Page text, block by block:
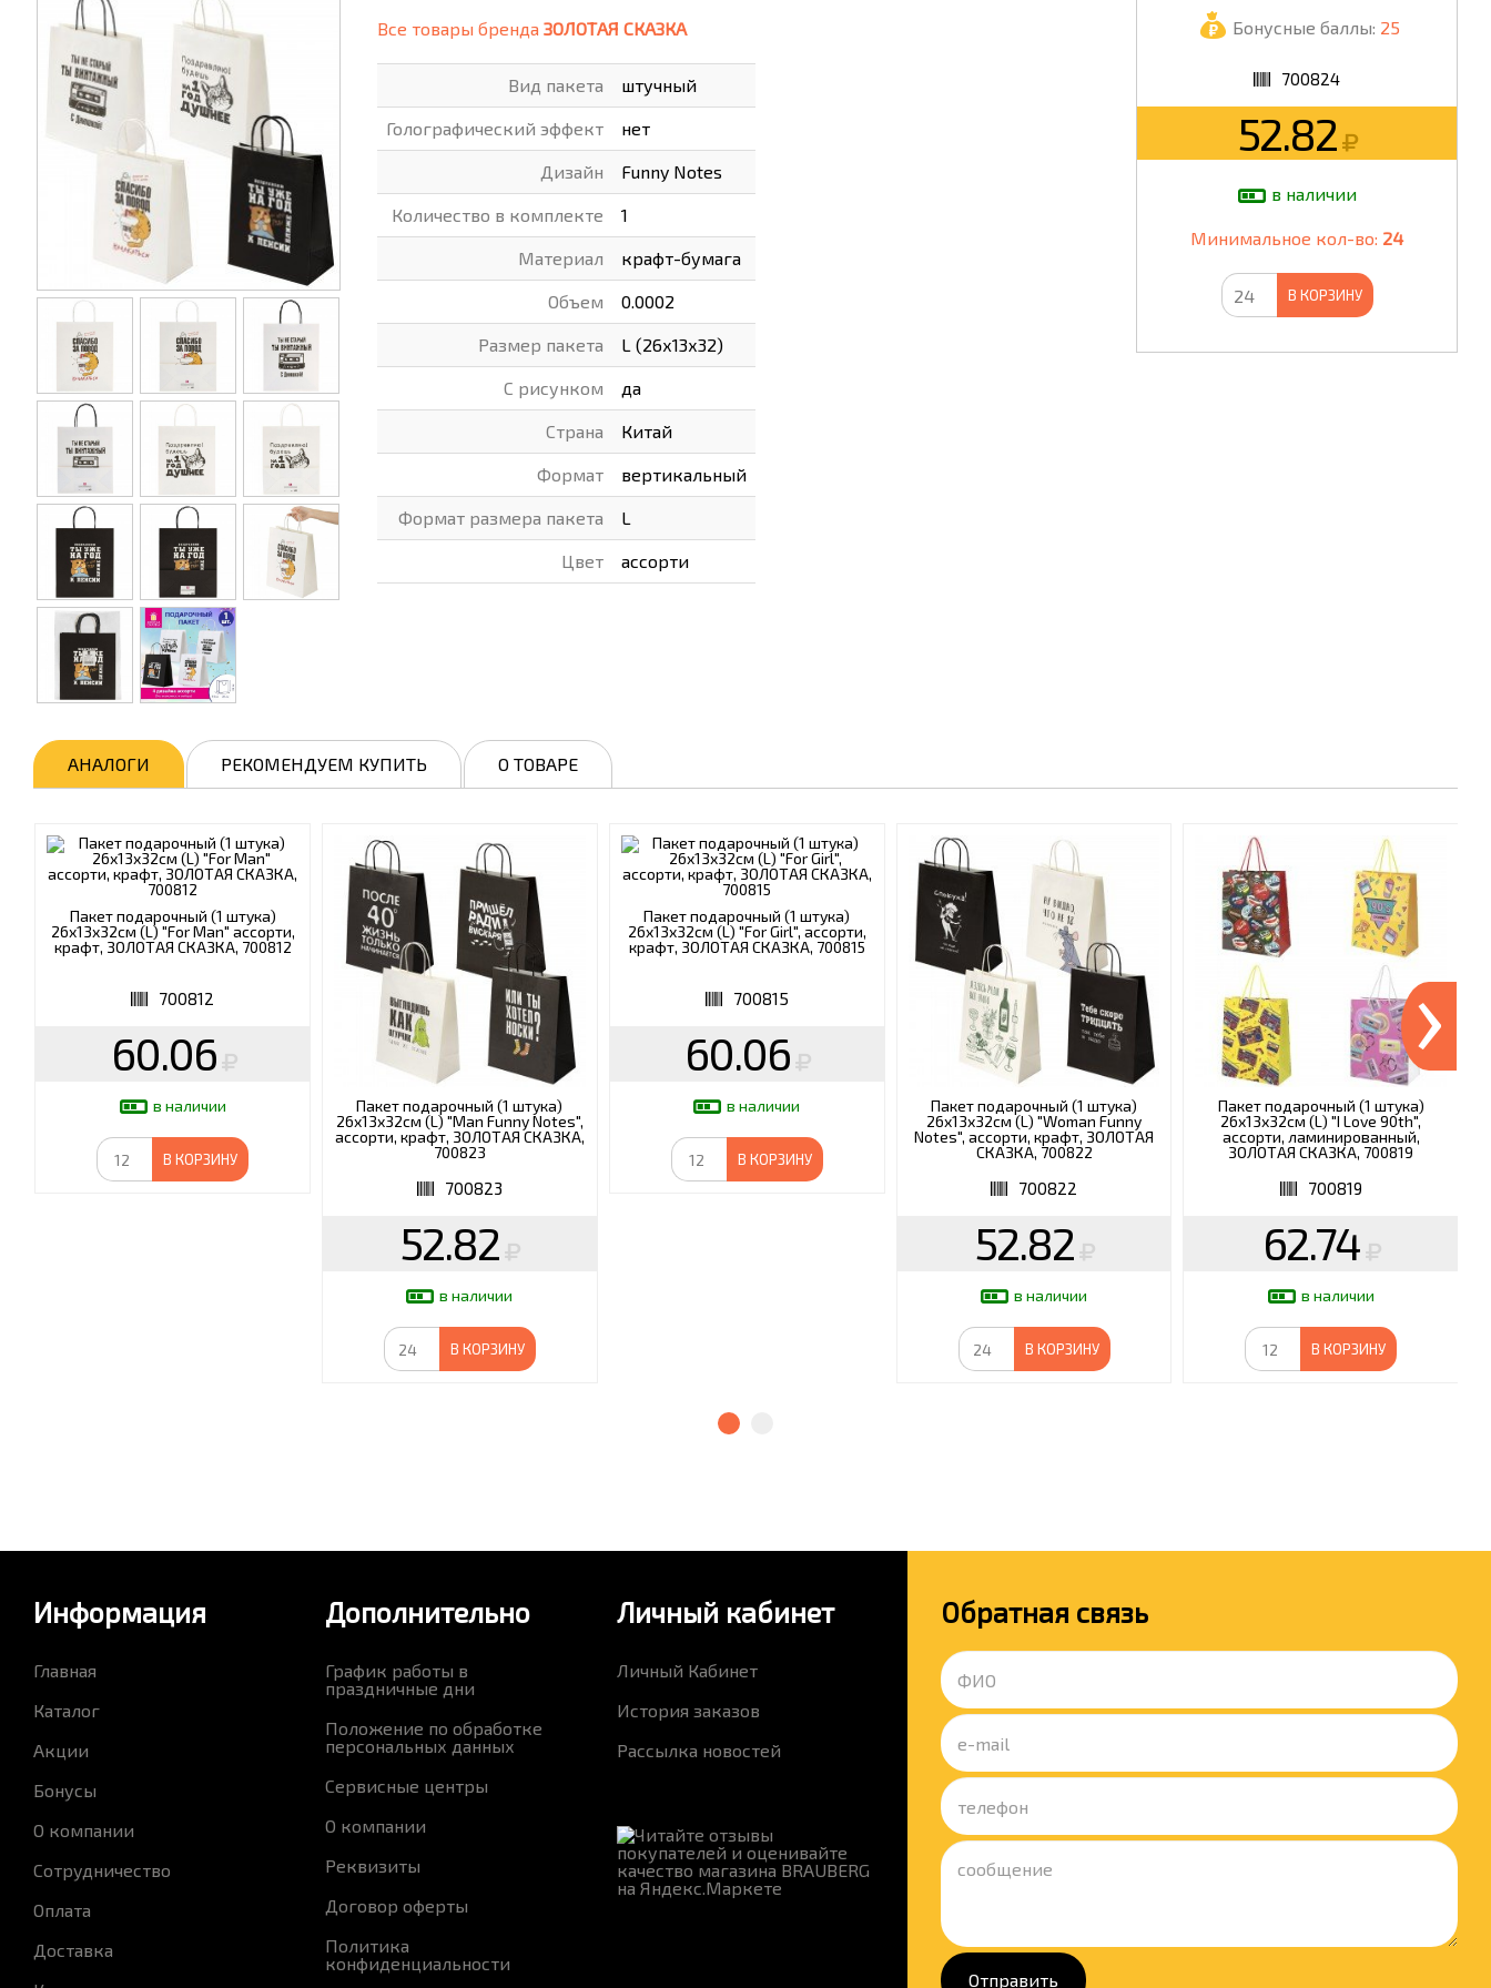
ХОББИ И ТВОРЧЕСТВО ХОЗТОВАРЫ
ШКОЛА
ЭЛЕКТРОНИКА
ЭЛЕКТРОТОВАРЫ И ОСВЕЩЕНИЕ
Бонусные баллы: 25
700824
52.82
в наличии
Минимальное кол-во: 24
В КОРЗИНУ
Все товары бренда ЗОЛОТАЯ СКАЗКА
Вид пакета штучный
Голографический эффект нет
Дизайн Funny Notes
Количество в комплекте 1
Материал крафт-бумага
Объем 0.0002
Размер пакета L (26х13х32)
С рисунком да
Страна Китай
Формат вертикальный
Формат размера пакета L
Цвет ассорти
АНАЛОГИ РЕКОМЕНДУЕМ КУПИТЬ О ТОВАРЕ
Пакет подарочный (1 штука)
26х13х32см (L) "For Man" ассорти,
крафт, ЗОЛОТАЯ СКАЗКА, 700812
700812
60.06
в наличии
В КОРЗИНУ
Пакет подарочный (1 штука)
26х13х32см (L) "Man Funny Notes",
ассорти, крафт, ЗОЛОТАЯ СКАЗКА,
700823
700823
52.82
в наличии
В КОРЗИНУ
Пакет подарочный (1 штука)
26х13х32см (L) "For Girl", ассорти,
крафт, ЗОЛОТАЯ СКАЗКА, 700815
700815
60.06
в наличии
В КОРЗИНУ
Пакет подарочный (1 штука)
26х13х32см (L) "Woman Funny
Notes", ассорти, крафт, ЗОЛОТАЯ
СКАЗКА, 700822
700822
52.82
в наличии
В КОРЗИНУ
Пакет подарочный (1 штука)
26х13х32см (L) "I Love 90th",
ассорти, ламинированный,
ЗОЛОТАЯ СКАЗКА, 700819
700819
62.74
в наличии
В КОРЗИНУ
›
Информация
Главная
Каталог
Акции
Бонусы
О компании
Сотрудничество
Оплата
Доставка
Дополнительно
График работы в
праздничные дни
Положение по обработке
персональных данных
Сервисные центры
О компании
Реквизиты
Договор оферты
Политика
конфиденциальности
Личный кабинет
Личный Кабинет
История заказов
Рассылка новостей
Обратная связь
Отправить